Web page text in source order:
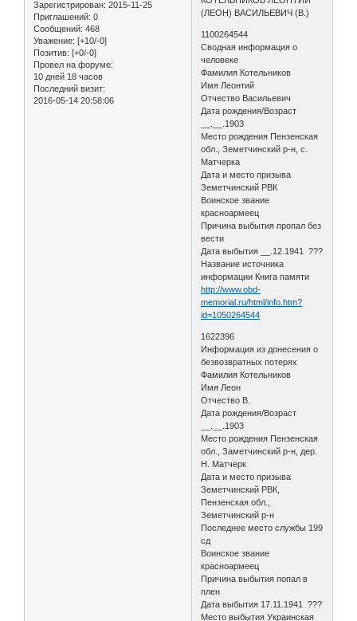
Зарегистрирован: 2015-11-25
Приглашений: 0
Сообщений: 468
Уважение: [+10/-0]
Позитив: [+0/-0]
Провел на форуме:
10 дней 18 часов
Последний визит:
2016-05-14 20:58:06
(ЛЕОН) ВАСИЛЬЕВИЧ (В.)
1100264544
Сводная информация о
человеке
Фамилия Котельников
Имя Леонтий
Отчество Васильевич
Дата рождения/Возраст
__.__.1903
Место рождения Пензенская
обл., Земетчинский р-н, с.
Матчерка
Дата и место призыва
Земетчинский РВК
Воинское звание
красноармеец
Причина выбытия пропал без
вести
Дата выбытия __.12.1941 ???
Название источника
информации Книга памяти
http://www.obd-
memorial.ru/html/info.htm?
id=1050264544
1622396
Информация из донесения о
безвозвратных потерях
Фамилия Котельников
Имя Леон
Отчество В.
Дата рождения/Возраст
__.__.1903
Место рождения Пензенская
обл., Заметчинский р-н, дер.
Н. Матчерк
Дата и место призыва
Земетчинский РВК,
Пензенская обл.,
Земетчинский р-н
Последнее место службы 199
сд
Воинское звание
красноармеец
Причина выбытия попал в
плен
Дата выбытия 17.11.1941 ???
Место выбытия Украинская